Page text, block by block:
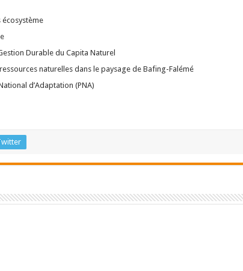
Durable du Capita Naturel
naturelles dans le paysage de Bafing-Falémé
d’Adaptation (PNA)